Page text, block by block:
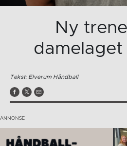
Ny
damelaget
Tekst: Elverum Håndball